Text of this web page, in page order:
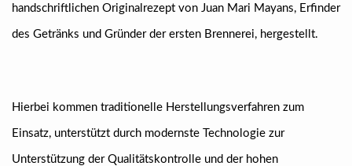
handschriftlichen Originalrezept von Juan Mari Mayans, Erfinder
des Getränks und Gründer der ersten Brennerei, hergestellt.
Hierbei kommen traditionelle Herstellungsverfahren zum
Einsatz, unterstützt durch modernste Technologie zur
Unterstützung der Qualitätskontrolle und der hohen